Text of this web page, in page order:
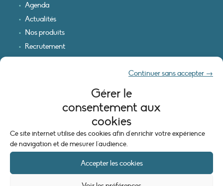
Gérer le
consentement aux
cookies
Ce site internet utilise des cookies afin d'enrichir votre expérience
de navigation et de mesurer l'audience.
Accepter les cookies
Continuer sans accepter →
Agenda
Actualités
Nos produits
Recrutement
INFORMATIONS LÉGALES
Mentions légales
Politique de cookies (UE)